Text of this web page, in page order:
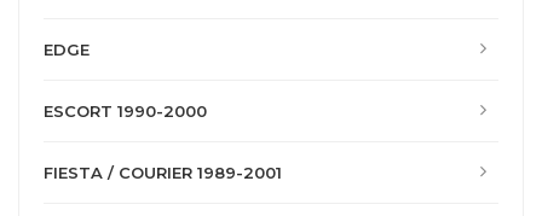
EDGE
ESCORT 1990-2000
FIESTA / COURIER 1989-2001